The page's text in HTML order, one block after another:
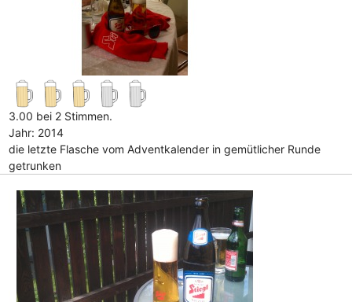
3.00 bei 2 Stimmen.
Jahr: 2014
die letzte Flasche vom Adventkalender in gemütlicher Runde
getrunken